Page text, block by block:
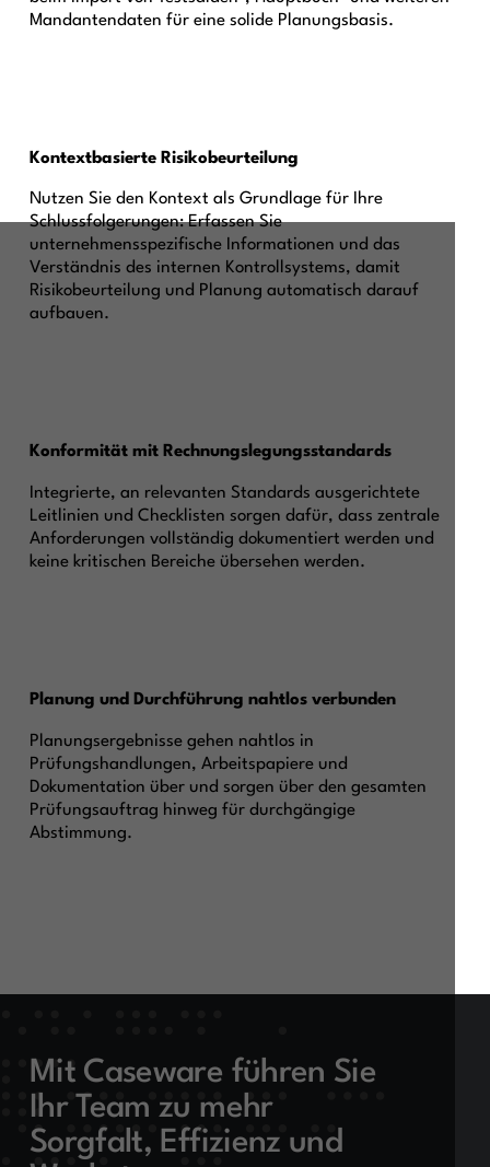
Mandantendaten für eine solide Planungsbasis.
Kontextbasierte Risikobeurteilung
Nutzen Sie den Kontext als Grundlage für Ihre
Schlussfolgerungen: Erfassen Sie
unternehmensspezifische Informationen und das
Verständnis des internen Kontrollsystems, damit
Risikobeurteilung und Planung automatisch darauf
aufbauen.
Konformität mit Rechnungslegungsstandards
Integrierte, an relevanten Standards ausgerichtete
Leitlinien und Checklisten sorgen dafür, dass zentrale
Anforderungen vollständig dokumentiert werden und
keine kritischen Bereiche übersehen werden.
Planung und Durchführung nahtlos verbunden
Planungsergebnisse gehen nahtlos in
Prüfungshandlungen, Arbeitspapiere und
Dokumentation über und sorgen über den gesamten
Prüfungsauftrag hinweg für durchgängige
Abstimmung.
Mit Caseware führen Sie
Ihr Team zu mehr
Sorgfalt, Effizienz und